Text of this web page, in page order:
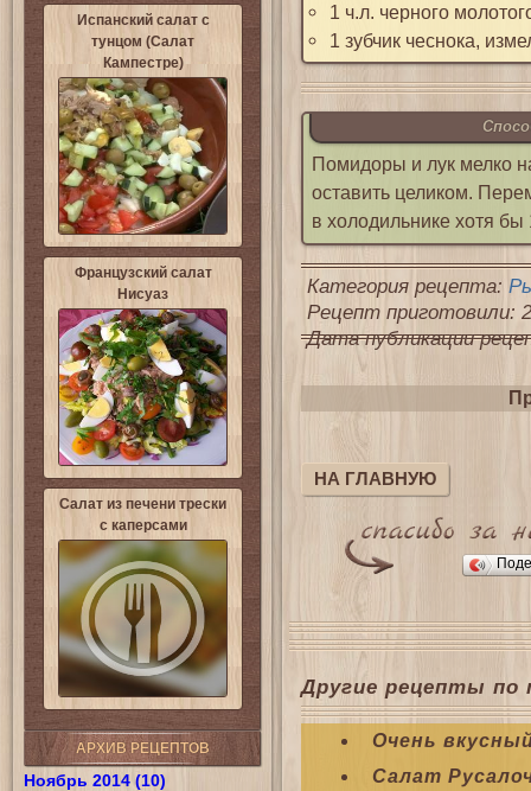
Испанский салат с
тунцом (Салат
Кампестре)
Французский салат
Нисуаз
Салат из печени трески
с каперсами
АРХИВ РЕЦЕПТОВ
Ноябрь 2014 (10)
1 ч.л. черного
1 зубчик чеснока,
Помидоры и лук мелко
оставить целиком.
в холодильнике хотя бы
Категория рецепта:
Рецепт приготовили:
Дата публикации
НА ГЛАВНУЮ
Другие рецепты по
Очень
Салат